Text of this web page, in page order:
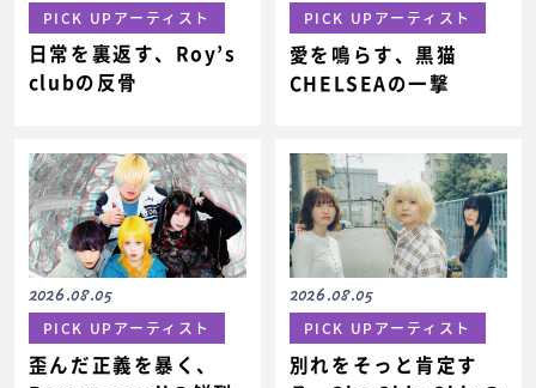
PICK UPアーティスト
日常を裏返す、Roy’s
clubの反骨
PICK UPアーティスト
愛を鳴らす、黒猫
CHELSEAの一撃
2026.08.05
PICK UPアーティスト
歪んだ正義を暴く、
2026.08.05
PICK UPアーティスト
別れをそっと肯定す